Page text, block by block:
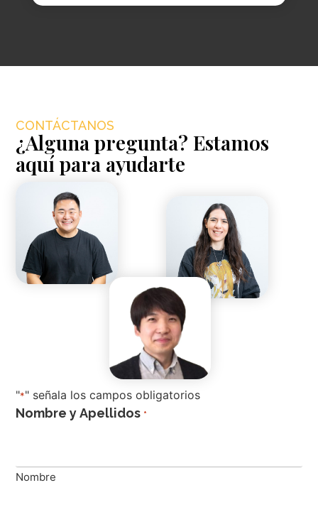
CONTÁCTANOS
¿Alguna pregunta? Estamos
aquí para ayudarte
"*" señala los campos obligatorios
Nombre y Apellidos *
Nombre